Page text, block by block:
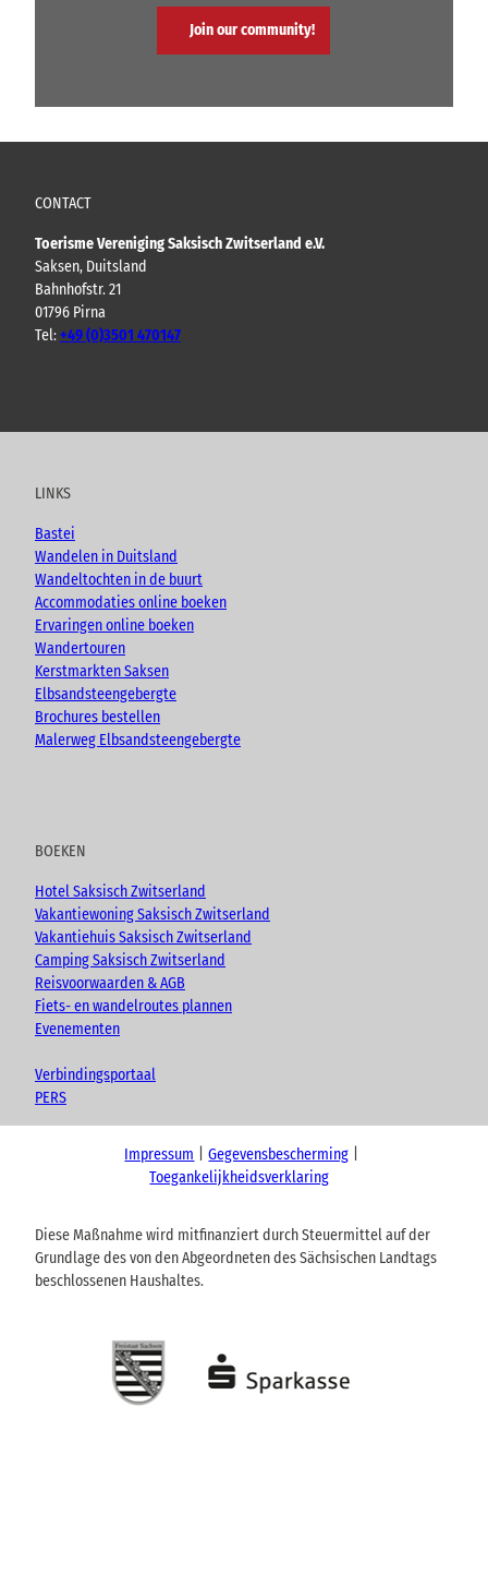
Join our community!
CONTACT
Toerisme Vereniging Saksisch Zwitserland e.V.
Saksen, Duitsland
Bahnhofstr. 21
01796 Pirna
Tel:+49 (0)3501 470147
u
e
c
o
k
s
a
m
o
LINKS
Bastei
Wandelen in Duitsland
Wandeltochten in de buurt
Accommodaties online boeken
Ervaringen online boeken
Wandertouren
Kerstmarkten Saksen
Elbsandsteengebergte
Brochures bestellen
Malerweg Elbsandsteengebergte
BOEKEN
Hotel Saksisch Zwitserland
Vakantiewoning Saksisch Zwitserland
Vakantiehuis Saksisch Zwitserland
Camping Saksisch Zwitserland
Reisvoorwaarden & AGB
Fiets- en wandelroutes plannen
Evenementen
Verbindingsportaal
PERS
Impressum
Gegevensbescherming
Toegankelijkheidsverklaring
Diese Maßnahme wird mitfinanziert durch Steuermittel auf der
Grundlage des von den Abgeordneten des Sächsischen Landtags
beschlossenen Haushaltes.